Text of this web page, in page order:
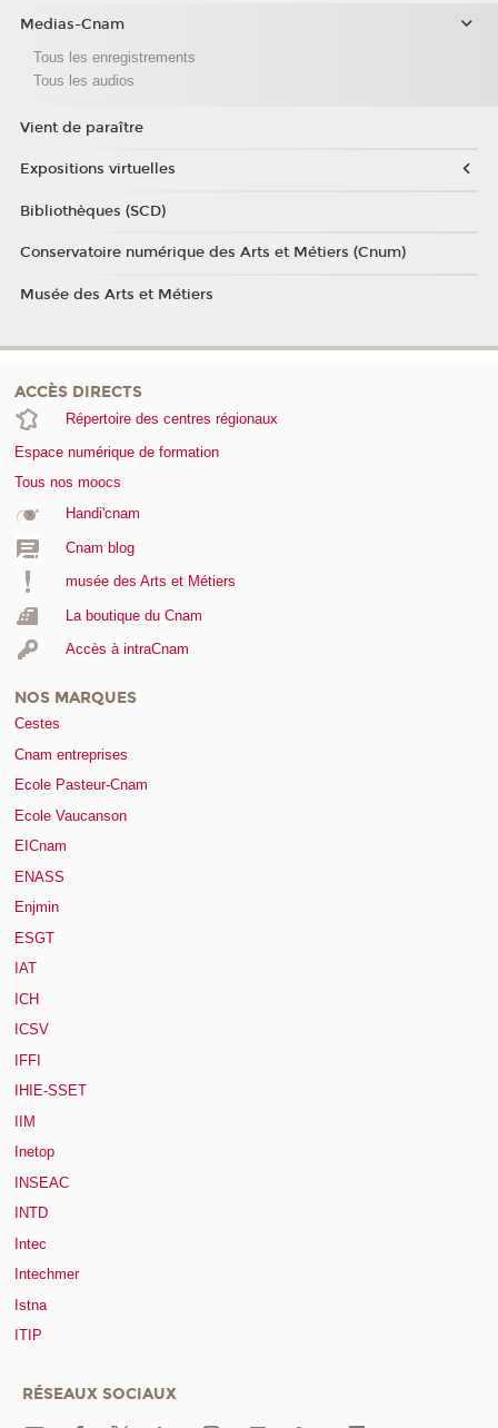
Medias-Cnam
Tous les enregistrements
Tous les audios
Vient de paraître
Expositions virtuelles
Bibliothèques (SCD)
Conservatoire numérique des Arts et Métiers (Cnum)
Musée des Arts et Métiers
ACCÈS DIRECTS
Répertoire des centres régionaux
Espace numérique de formation
Tous nos moocs
Handi'cnam
Cnam blog
musée des Arts et Métiers
La boutique du Cnam
Accès à intraCnam
NOS MARQUES
Cestes
Cnam entreprises
Ecole Pasteur-Cnam
Ecole Vaucanson
EICnam
ENASS
Enjmin
ESGT
IAT
ICH
ICSV
IFFI
IHIE-SSET
IIM
Inetop
INSEAC
INTD
Intec
Intechmer
Istna
ITIP
RÉSEAUX SOCIAUX